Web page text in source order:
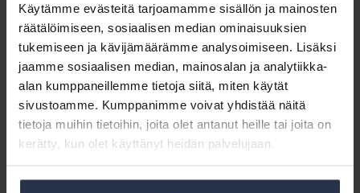
Käytämme evästeitä tarjoamamme sisällön ja mainosten
räätälöimiseen, sosiaalisen median ominaisuuksien
tukemiseen ja kävijämäärämme analysoimiseen. Lisäksi
jaamme sosiaalisen median, mainosalan ja analytiikka-
alan kumppaneillemme tietoja siitä, miten käytät
sivustoamme. Kumppanimme voivat yhdistää näitä
tietoja muihin tietoihin, joita olet antanut heille tai joita on
kerätty, kun olet käyttänyt heidän palvelujaan.
Muut käräjäoikeudet eivät enää käsittele summaarisia riita-asioita
niiden ensivaiheessa.
Miten käytäntö muuttuu?
Jatkossa isännöitsijän on toimitettava summaarisessa asiassa
mahdollisesti yhtiön puolesta laatimansa haastehakemukset
johonkin yllämainituista käräjäoikeuksista. Käräjäoikeuksien
valtioneuvoston asetuksessa.